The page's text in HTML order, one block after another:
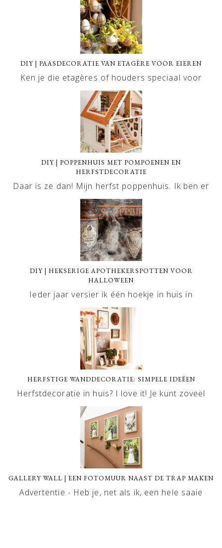
DIY | PAASDECORATIE VAN ETAGÈRE VOOR EIEREN
Ken je die etagères of houders speciaal voor
DIY | POPPENHUIS MET POMPOENEN EN
HERFSTDECORATIE
Daar is ze dan! Mijn herfst poppenhuis. Ik ben er
DIY | HEKSERIGE APOTHEKERSPOTTEN VOOR
HALLOWEEN
Ieder jaar versier ik één hoekje in huis in
HERFSTIGE WANDDECORATIE: SIMPELE IDEËEN
Herfstdecoratie in huis? I love it! Je kunt zoveel
GALLERY WALL | EEN FOTOMUUR NAAST DE TRAP MAKEN
Advertentie - Heb je, net als ik, een hele saaie